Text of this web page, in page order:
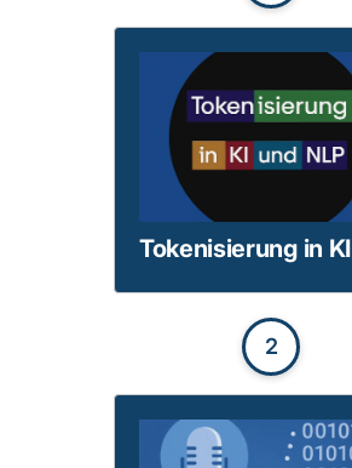
Tokenisierung in KI
2